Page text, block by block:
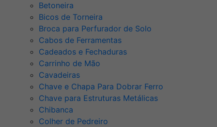
Betoneira
Bicos de Torneira
Broca para Perfurador de Solo
Cabos de Ferramentas
Cadeados e Fechaduras
Carrinho de Mão
Cavadeiras
Chave e Chapa Para Dobrar Ferro
Chave para Estruturas Metálicas
Chibanca
Colher de Pedreiro